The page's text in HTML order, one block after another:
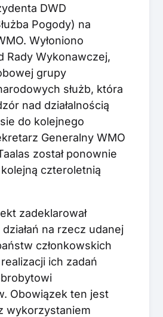
DWD
Pogody) na
Wyłoniono
Rady Wykonawczej,
grupy
służb, która
nad działalnością
do kolejnego
Generalny WMO
został ponownie
kolejną czteroletnią
zadeklarował
na rzecz udanej
członkowskich
ich zadań
Obowiązek ten jest
wykorzystaniem